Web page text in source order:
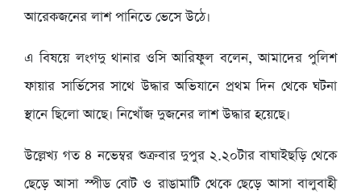
আরেকজনের লাশ পানিতে ভেসে উঠে।
এ বিষয়ে লংগদু থানার ওসি আরিফুল বলেন, আমাদের পুলিশ
ফায়ার সার্ভিসের সাথে উদ্ধার অভিযানে প্রথম দিন থেকে ঘটনা
স্থানে ছিলো আছে। নিখোঁজ দুজনের লাশ উদ্ধার হয়েছে।
উল্লেখ্য গত ৪ নভেম্বর শুক্রবার দুপুর ২.২০টার বাঘাইছড়ি থেকে
ছেড়ে আসা স্পীড বোট ও রাঙামাটি থেকে ছেড়ে আসা বালুবাহী